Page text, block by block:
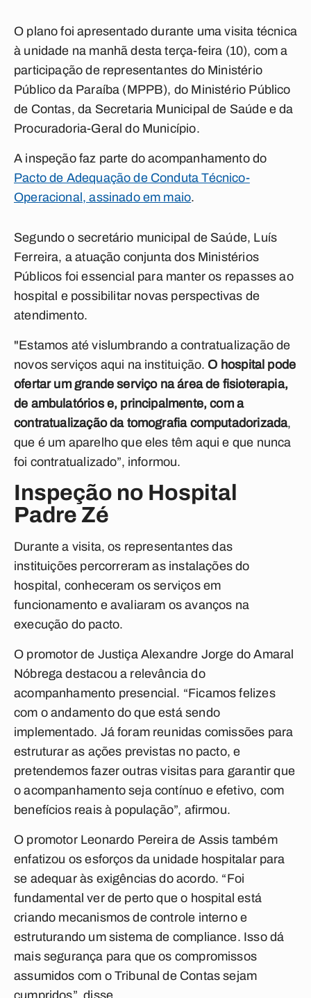
O plano foi apresentado durante uma visita técnica
à unidade na manhã desta terça-feira (10), com a
participação de representantes do Ministério
Público da Paraíba (MPPB), do Ministério Público
de Contas, da Secretaria Municipal de Saúde e da
Procuradoria-Geral do Município.
A inspeção faz parte do acompanhamento do
Pacto de Adequação de Conduta Técnico-
Operacional, assinado em maio.
Segundo o secretário municipal de Saúde, Luís
Ferreira, a atuação conjunta dos Ministérios
Públicos foi essencial para manter os repasses ao
hospital e possibilitar novas perspectivas de
atendimento.
"Estamos até vislumbrando a contratualização de
novos serviços aqui na instituição. O hospital pode
ofertar um grande serviço na área de fisioterapia,
de ambulatórios e, principalmente, com a
contratualização da tomografia computadorizada,
que é um aparelho que eles têm aqui e que nunca
foi contratualizado”, informou.
Inspeção no Hospital
Padre Zé
Durante a visita, os representantes das
instituições percorreram as instalações do
hospital, conheceram os serviços em
funcionamento e avaliaram os avanços na
execução do pacto.
O promotor de Justiça Alexandre Jorge do Amaral
Nóbrega destacou a relevância do
acompanhamento presencial. “Ficamos felizes
com o andamento do que está sendo
implementado. Já foram reunidas comissões para
estruturar as ações previstas no pacto, e
pretendemos fazer outras visitas para garantir que
o acompanhamento seja contínuo e efetivo, com
benefícios reais à população”, afirmou.
O promotor Leonardo Pereira de Assis também
enfatizou os esforços da unidade hospitalar para
se adequar às exigências do acordo. “Foi
fundamental ver de perto que o hospital está
criando mecanismos de controle interno e
estruturando um sistema de compliance. Isso dá
mais segurança para que os compromissos
assumidos com o Tribunal de Contas sejam
cumpridos”, disse.